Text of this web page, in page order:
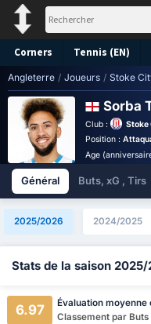
Corners Tennis (EN)
Angleterre / Joueurs / Stoke
Sorba
Club : Stoke
Position :
Age
Général Buts, xG , Tirs
2025/2026 2024/2025
Stats de la saison
6.97
Évaluation moyenne
Classement par Buts